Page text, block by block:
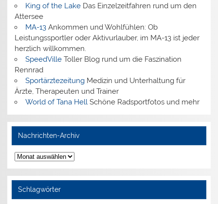
King of the LakeDas Einzelzeitfahren rund um den
Attersee
MA-13Ankommen und Wohlfühlen: Ob
Leistungssportler oder Aktivurlauber, im MA-13 ist jeder
herzlich willkommen.
SpeedVilleToller Blog rund um die Faszination
Rennrad
SportärztezeitungMedizin und Unterhaltung für
Ärzte, Therapeuten und Trainer
World of Tana HellSchöne Radsportfotos und mehr
Nachrichten-Archiv
Nachrichten-
Archiv
Schlagwörter